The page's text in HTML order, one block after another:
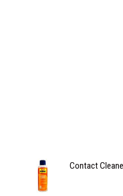
Contact